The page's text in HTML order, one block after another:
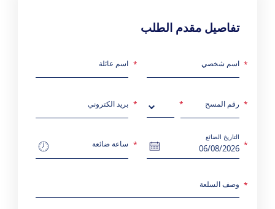
تفاصيل مقدم الطلب
اسم شخصي اسم عائلة
رقم المسح بريد الكتروني
التاريخ الضائع
ساعة ضائعة
وصف السلعة